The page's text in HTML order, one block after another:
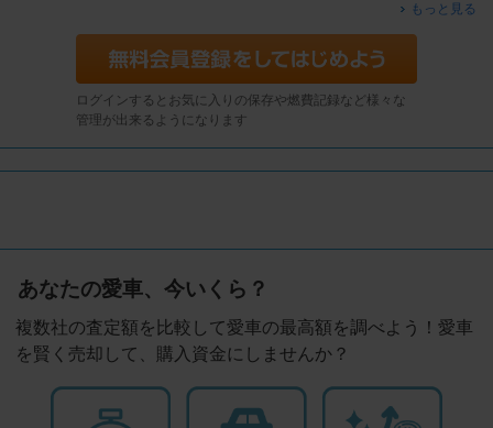
もっと見る
ログインするとお気に入りの保存や燃費記録など様々な
管理が出来るようになります
あなたの愛車、今いくら？
複数社の査定額を比較して愛車の最高額を調べよう！愛車
を賢く売却して、購入資金にしませんか？